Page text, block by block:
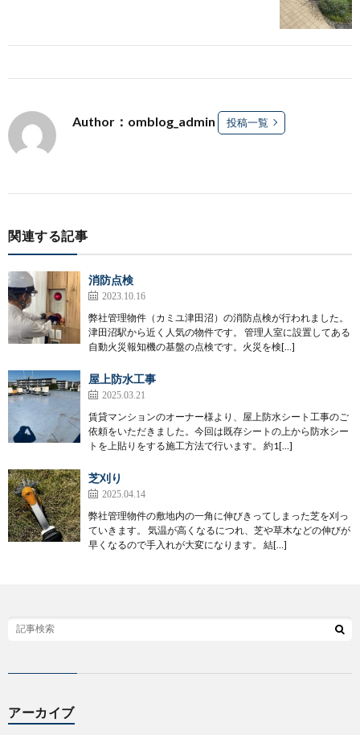
Author：omblog_admin 投稿一覧
関連する記事
消防点検
2023.10.16
弊社管理物件（カミユ津田沼）の消防点検が行われました。
津田沼駅から近く人気の物件です。 管理人室に設置してある
自動火災報知機の基盤の点検です。火災を検[…]
屋上防水工事
2025.03.21
賃貸マンションのオーナー様より、屋上防水シート工事のご
依頼をいただきました。今回は既存シートの上から防水シー
トを上貼りをする施工方法で行います。 約1[…]
芝刈り
2025.04.14
弊社管理物件の敷地内の一角に伸びきってしまった芝を刈っ
ていきます。 気温が高くなるにつれ、芝や草木などの伸びが
早くなるので手入れが大変になります。 結[…]
アーカイブ